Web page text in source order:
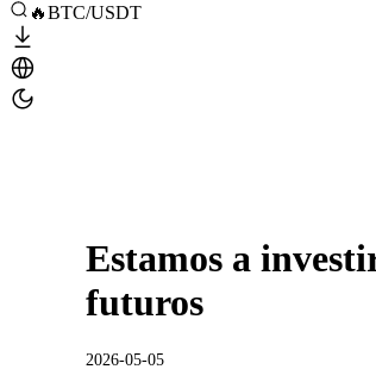
🔥BTC/USDT
Estamos a
futuros
2026-05-05